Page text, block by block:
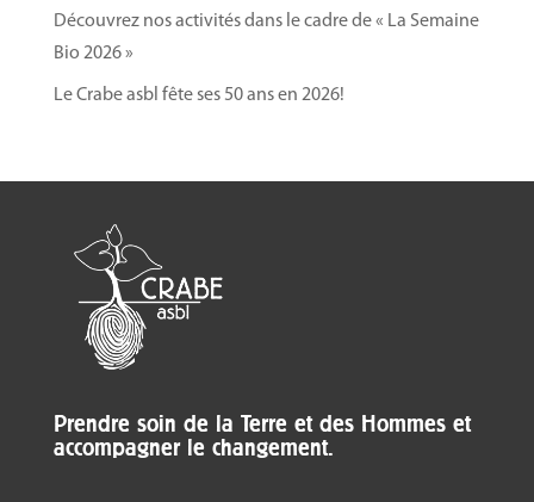
Découvrez nos activités dans le cadre de « La Semaine
Bio 2026 »
Le Crabe asbl fête ses 50 ans en 2026!
Prendre soin de la Terre et des Hommes et
accompagner le changement.